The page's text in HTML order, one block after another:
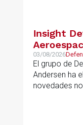
Insight
03/08/2026
El grupo de
Andersen ha
novedades